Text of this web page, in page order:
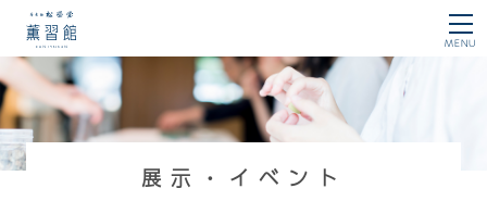
薫習館
MENU
展示・イベント